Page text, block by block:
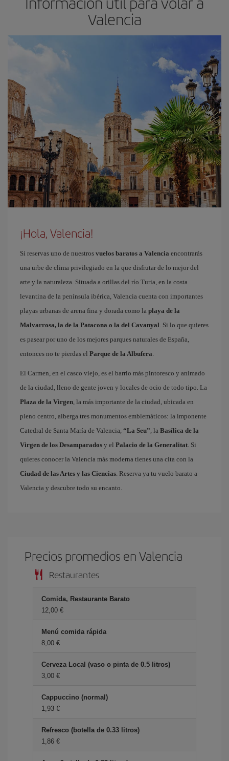
Valencia
¡Hola, Valencia!
Si reservas uno de nuestros vuelos baratos a Valencia encontrarás
una urbe de clima privilegiado en la que disfrutar de lo mejor del
arte y la naturaleza. Situada a orillas del río Turia, en la costa
levantina de la península ibérica, Valencia cuenta con importantes
playas urbanas de arena fina y dorada como la playa de la
Malvarrosa, la de la Patacona o la del Cavanyal. Si lo que quieres
es pasear por uno de los mejores parques naturales de España,
entonces no te pierdas el Parque de la Albufera.
El Carmen, en el casco viejo, es el barrio más pintoresco y animado
de la ciudad, lleno de gente joven y locales de ocio de todo tipo. La
Plaza de la Virgen, la más importante de la ciudad, ubicada en
pleno centro, alberga tres monumentos emblemáticos: la imponente
Catedral de Santa María de Valencia, “La Seu”, la Basílica de la
Virgen de los Desamparados y el Palacio de la Generalitat. Si
quieres conocer la Valencia más moderna tienes una cita con la
Ciudad de las Artes y las Ciencias. Reserva ya tu vuelo barato a
Valencia y descubre todo su encanto.
Precios promedios en Valencia
Restaurantes
Comida, Restaurante Barato
12,00 €
Menú comida rápida
8,00 €
Cerveza Local (vaso o pinta de 0.5 litros)
3,00 €
Cappuccino (normal)
1,93 €
Refresco (botella de 0.33 litros)
1,86 €